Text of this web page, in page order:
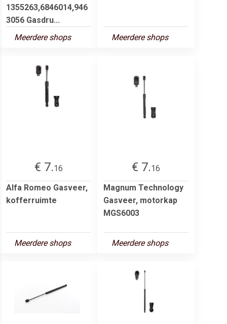
1355263,6846014,946
3056 Gasdru...
Meerdere shops
Meerdere shops
€ 7.16
Alfa Romeo Gasveer,
kofferruimte
Meerdere shops
€ 7.16
Magnum Technology
Gasveer, motorkap
MGS6003
Meerdere shops